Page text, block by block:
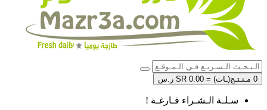
0 مـنـتـج(ـات) = SR 0.00 ر.س
سـلـة الـشـراء فـارغـة !